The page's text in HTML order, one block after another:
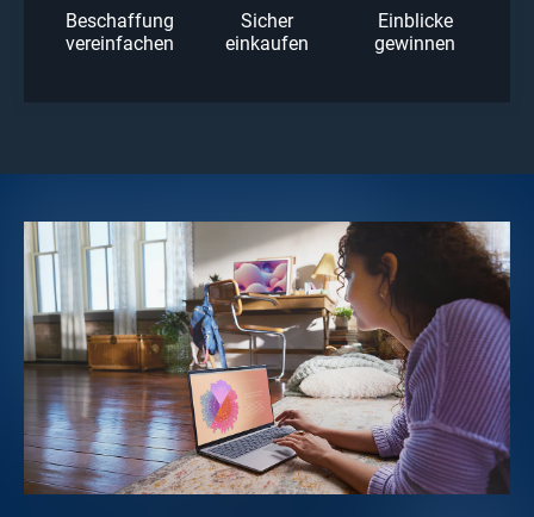
Beschaffung
vereinfachen
Sicher
einkaufen
Einblicke
gewinnen